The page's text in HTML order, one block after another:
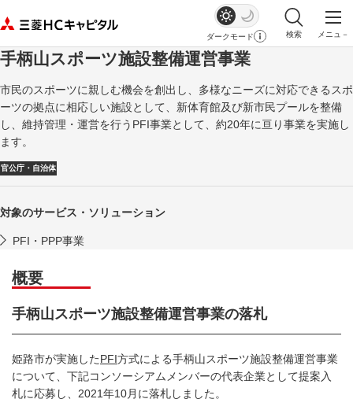
ダークモード
検索
メニュ－
手柄山スポーツ施設整備運営事業
市民のスポーツに親しむ機会を創出し、多様なニーズに対応できるスポ
ーツの拠点に相応しい施設として、新体育館及び新市民プールを整備
し、維持管理・運営を行うPFI事業として、約20年に亘り事業を実施し
ます。
官公庁・自治体
対象のサービス・ソリューション
PFI・PPP事業
概要
手柄山スポーツ施設整備運営事業の落札
姫路市が実施したPFI方式による手柄山スポーツ施設整備運営事業
について、下記コンソーシアムメンバーの代表企業として提案入
札に応募し、2021年10月に落札しました。